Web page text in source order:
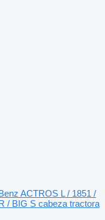
ACTROS L / 1851 /
/ BIG S cabeza tractora